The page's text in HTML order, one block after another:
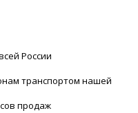
России
транспортом нашей
продаж